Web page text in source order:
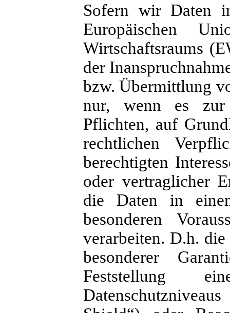
Sofern wir Daten
Europäischen
Wirtschaftsraums
der
bzw. Übermittlung
nur, wenn es zur
Pflichten, auf
rechtlichen
berechtigten
oder vertraglicher
die Daten in
besonderen
verarbeiten. D.h.
besonderer
Feststellung